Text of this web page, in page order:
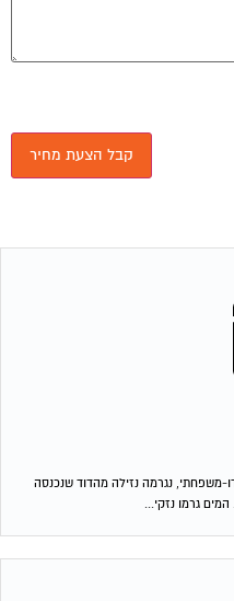
נגרמה נזילה מהדוד שנכנסה
גרמו נזקי...